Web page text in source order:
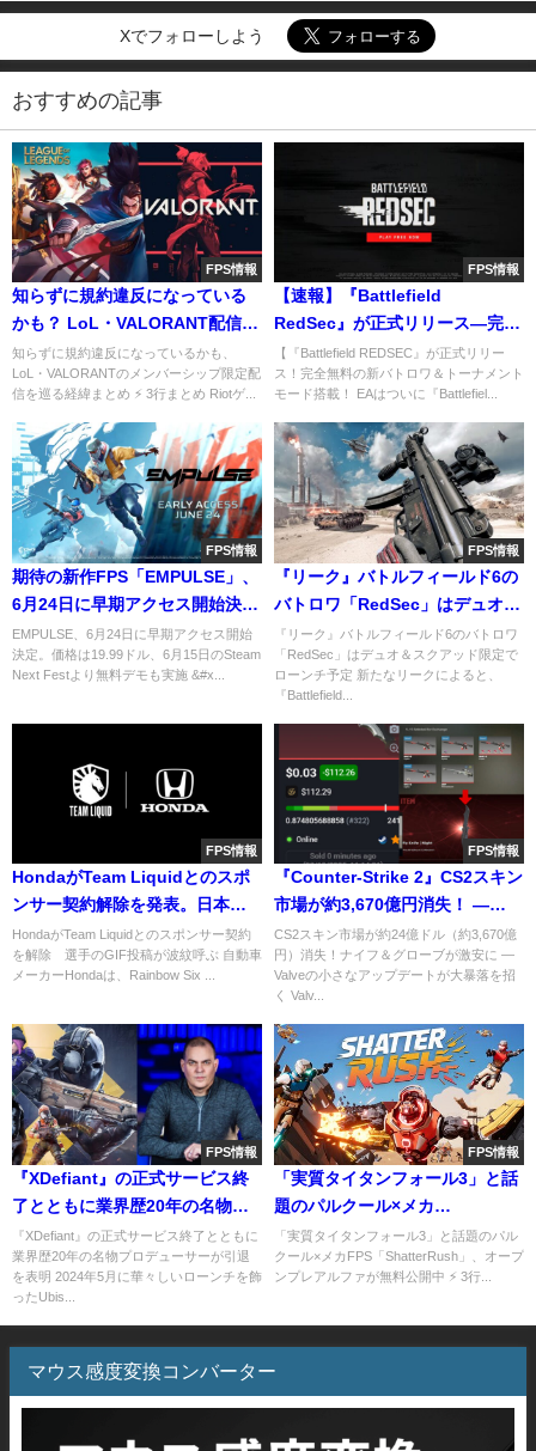
Xでフォローしよう
おすすめの記事
FPS情報
知らずに規約違反になっている
かも？ LoL・VALORANT配信で
の禁止事項が話題に
知らずに規約違反になっているかも、
LoL・VALORANTのメンバーシップ限定配
信を巡る経緯まとめ ⚡ 3行まとめ Riotゲ...
FPS情報
【速報】『Battlefield
RedSec』が正式リリース―完全
無料の新バトロワ＆ガントレッ
トモード搭載
【『Battlefield REDSEC』が正式リリー
ス！完全無料の新バトロワ＆トーナメント
モード搭載！ EAはついに『Battlefiel...
FPS情報
期待の新作FPS「EMPULSE」、
6月24日に早期アクセス開始決
定。システムなど詳細まとめ
EMPULSE、6月24日に早期アクセス開始
決定。価格は19.99ドル、6月15日のSteam
Next Festより無料デモも実施 &#x...
FPS情報
『リーク』バトルフィールド6の
バトロワ「RedSec」はデュオ＆
スクアッド限定でローンチ予定
『リーク』バトルフィールド6のバトロワ
「RedSec」はデュオ＆スクアッド限定で
ローンチ予定 新たなリークによると、
『Battlefield...
FPS情報
HondaがTeam Liquidとのスポ
ンサー契約解除を発表。日本チ
ームに敗退後の”原爆GIF”投稿が
波紋呼ぶ
HondaがTeam Liquidとのスポンサー契約
を解除 選手のGIF投稿が波紋呼ぶ 自動車
メーカーHondaは、Rainbow Six ...
FPS情報
『Counter-Strike 2』CS2スキン
市場が約3,670億円消失！ ―
Valveのアップデートが大暴落を
招く
CS2スキン市場が約24億ドル（約3,670億
円）消失！ナイフ＆グローブが激安に ―
Valveの小さなアップデートが大暴落を招
く Valv...
FPS情報
『XDefiant』の正式サービス終
了とともに業界歴20年の名物プ
ロデューサーが引退を表明
『XDefiant』の正式サービス終了とともに
業界歴20年の名物プロデューサーが引退
を表明 2024年5月に華々しいローンチを飾
ったUbis...
FPS情報
「実質タイタンフォール3」と話
題のパルクール×メカ
FPS「ShatterRush」、オープ
ンプレアルファが無料公開中
「実質タイタンフォール3」と話題のパル
クール×メカFPS「ShatterRush」、オープ
ンプレアルファが無料公開中 ⚡ 3行...
マウス感度変換コンバーター